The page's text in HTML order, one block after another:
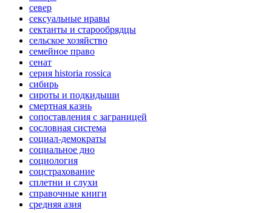
север
сексуальные нравы
сектанты и старообрядцы
сельское хозяйство
семейное право
сенат
серия historia rossica
сибирь
сироты и подкидыши
смертная казнь
сопоставления с заграницей
сословная система
социал-демократы
социальное дно
социология
соцстрахование
сплетни и слухи
справочные книги
средняя азия